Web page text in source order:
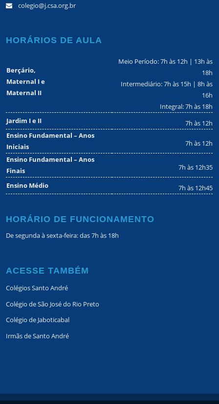
colegio@j.csa.org.br
HORÁRIOS DE AULA
Berçário,
Maternal I e
Maternal II
Meio Período: 7h às 12h | 13h às
18h
Intermediário: 7h às 15h | 8h às
16h
Integral: 7h às 18h
Jardim I e II
7h às 12h
Ensino Fundamental – Anos
Iniciais
7h às 12h
Ensino Fundamental – Anos
Finais
7h às 12h35
Ensino Médio 7h às 12h45
HORÁRIO DE FUNCIONAMENTO
De segunda à sexta-feira: das 7h às 18h
ACESSE TAMBÉM
Colégios Santo André
Colégio de São José do Rio Preto
Colégio de Jaboticabal
Irmãs de Santo André